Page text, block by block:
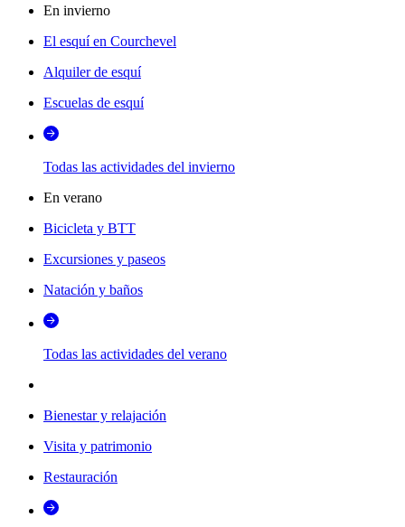
En invierno
El esquí en Courchevel
Alquiler de esquí
Escuelas de esquí
Todas las actividades del invierno
En verano
Bicicleta y BTT
Excursiones y paseos
Natación y baños
Todas las actividades del verano
Bienestar y relajación
Visita y patrimonio
Restauración